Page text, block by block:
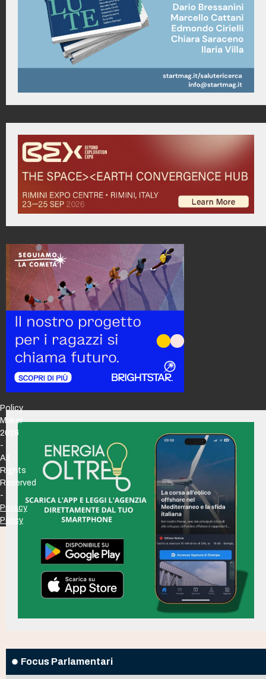
Focus Parlamentari
Policy
Maker
2026
-
All
Rights
Reserved
-
Privacy
Policy